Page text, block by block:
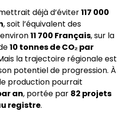
déjà d’éviter117 000
, soit l’équivalent des
11 700 Français, sur la
10 tonnes de CO₂ par
la trajectoire régionale est
potentiel de progression. À
production pourrait
an, portée par 82 projets
registre.